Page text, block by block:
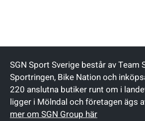
SGN Sport Sverige består av Team
Sportringen, Bike Nation och
220 anslutna butiker runt om i
ligger i Mölndal och företagen ägs
mer om SGN Group här